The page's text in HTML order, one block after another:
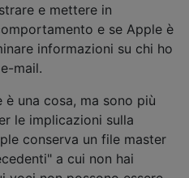
e mettere in
e se Apple è
informazioni su chi ho
mail.
è una cosa, ma sono più
le implicazioni sulla
conserva un file master
a cui non hai